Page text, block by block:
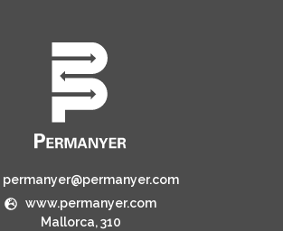
permanyer@permanyer.com
www.permanyer.com
Mallorca, 310